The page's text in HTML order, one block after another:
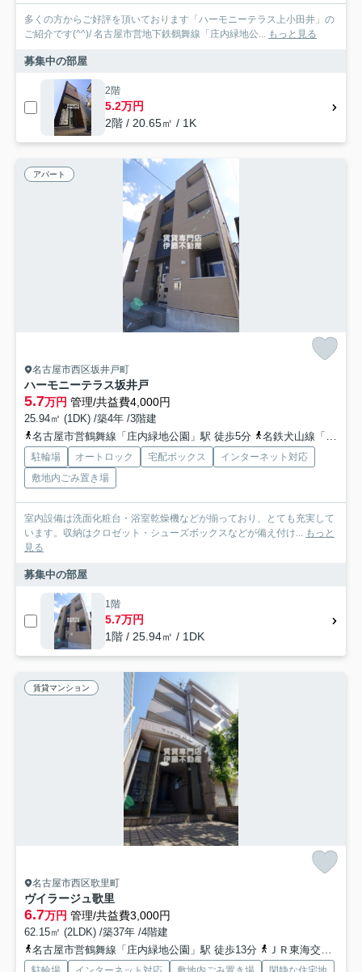
多くの方からご好評を頂いております「ハーモニーテラス上小田井」の
ご紹介です(^^)/ 名古屋市営地下鉄鶴舞線「庄内緑地公... もっと見る
募集中の部屋
2階
5.2万円
2階 / 20.65㎡ / 1K
アパート
名古屋市西区坂井戸町
ハーモニーテラス坂井戸
5.7万円 管理/共益費4,000円
25.94㎡ (1DK) /築4年 /3階建
名古屋市営鶴舞線「庄内緑地公園」駅 徒歩5分
名鉄犬山線「上小田井」駅 徒歩20分
駐輪場 オートロック 宅配ボックス
インターネット対応
敷地内ごみ置き場
室内設備は洗面化粧台・浴室乾燥機などが揃っており、とても充実して
います。収納はクロゼット・シューズボックスなどが備え付け... もっと
見る
募集中の部屋
1階
5.7万円
1階 / 25.94㎡ / 1DK
賃貸マンション
名古屋市西区歌里町
ヴイラージュ歌里
6.7万円 管理/共益費3,000円
62.15㎡ (2LDK) /築37年 /4階建
名古屋市営鶴舞線「庄内緑地公園」駅 徒歩13分
ＪＲ東海交通城北線「小田井」駅 徒歩13分